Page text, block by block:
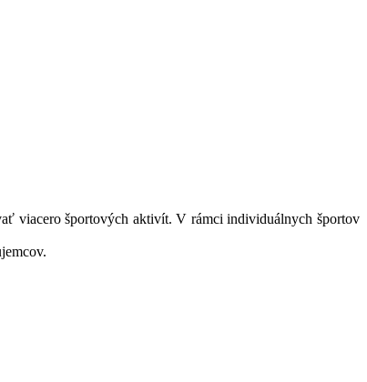
viacero športových aktivít. V rámci individuálnych športov